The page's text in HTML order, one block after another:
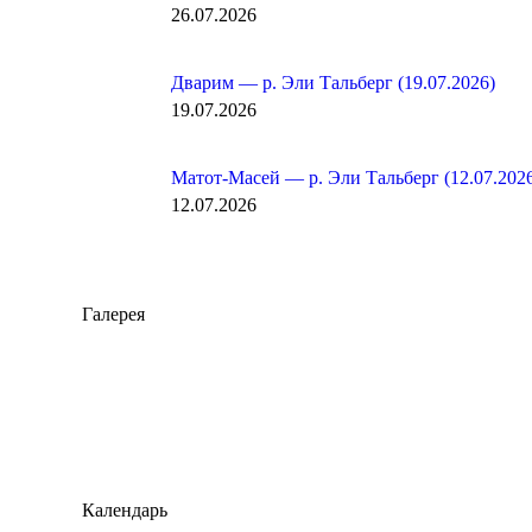
26.07.2026
Дварим — р. Эли Тальберг (19.07.2026)
19.07.2026
Матот-Масей — р. Эли Тальберг
12.07.2026
Галерея
Календарь